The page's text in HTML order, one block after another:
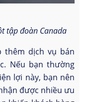
tập đoàn Canada
thêm dịch vụ bán
Nếu bạn thường
lợi này, bạn nên
được nhiều ưu